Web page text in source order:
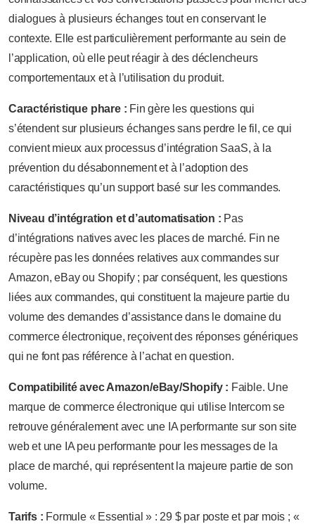
dialogues à plusieurs échanges tout en conservant le
contexte. Elle est particulièrement performante au sein de
l’application, où elle peut réagir à des déclencheurs
comportementaux et à l’utilisation du produit.
Caractéristique phare : Fin gère les questions qui
s’étendent sur plusieurs échanges sans perdre le fil, ce qui
convient mieux aux processus d’intégration SaaS, à la
prévention du désabonnement et à l’adoption des
caractéristiques qu’un support basé sur les commandes.
Niveau d’intégration et d’automatisation : Pas
d’intégrations natives avec les places de marché. Fin ne
récupère pas les données relatives aux commandes sur
Amazon, eBay ou Shopify ; par conséquent, les questions
liées aux commandes, qui constituent la majeure partie du
volume des demandes d’assistance dans le domaine du
commerce électronique, reçoivent des réponses génériques
qui ne font pas référence à l’achat en question.
Compatibilité avec Amazon/eBay/Shopify : Faible. Une
marque de commerce électronique qui utilise Intercom se
retrouve généralement avec une IA performante sur son site
web et une IA peu performante pour les messages de la
place de marché, qui représentent la majeure partie de son
volume.
Tarifs : Formule « Essential » : 29 $ par poste et par mois ; «